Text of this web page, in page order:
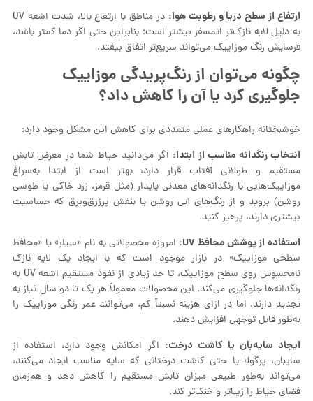
ارتفاع از سطح دریا و رطوبت هوا:
در مناطق با ارتفاع بالا، شدت اشعه UV
به دلیل لایه نازک‌تر اتمسفر بیشتر است؛ بنابراین حتی اگر دما کمتر باشد،
فرسایش رنگ موزاییک می‌تواند سریع‌تر اتفاق بیفتد.
چگونه می‌توان از رنگ‌پریدگی موزاییک
جلوگیری کرد یا آن را کاهش داد؟
خوشبختانه راهکارهای عملی متعددی برای کاهش این مشکل وجود دارد:
انتخاب رنگدانه مناسب از ابتدا: اگر می‌دانید حیاط شما در معرض تابش
مستقیم و طولانی آفتاب قرار دارد، بهتر است از ابتدا به‌سراغ
موزاییک‌هایی با رنگدانه‌های معدنی پایدار (مثل قرمز، زرد خاکی یا طوسی
روشن) بروید و از رنگ‌های آبی روشن یا بنفش پرزرق‌وبرق که حساسیت
بیشتری دارند، پرهیز کنید.
استفاده از پوشش محافظ UV:
امروزه محصولاتی به نام «سیلر» یا «محافظ
سطحی موزاییک» در بازار موجود است که با ایجاد یک لایه نازک
نامحسوس روی سطح موزاییک، تا حد زیادی از نفوذ مستقیم اشعه UV به
رنگدانه‌ها جلوگیری می‌کند. این محصولات معمولاً هر یک تا دو سال نیاز به
تجدید دارند، اما در ازای هزینه نسبتاً کم، می‌توانند عمر رنگی موزاییک را
به‌طور قابل توجهی افزایش دهند.
ایجاد سایه‌بان یا کاشت درخت: اگر امکانش وجود دارد، استفاده از
سایبان، پرگولا یا حتی کاشت درختانی که سایه مناسب ایجاد می‌کنند،
می‌تواند به‌طور طبیعی میزان تابش مستقیم را کاهش دهد و هم‌زمان
فضای حیاط را زیباتر و خنک‌تر کند.